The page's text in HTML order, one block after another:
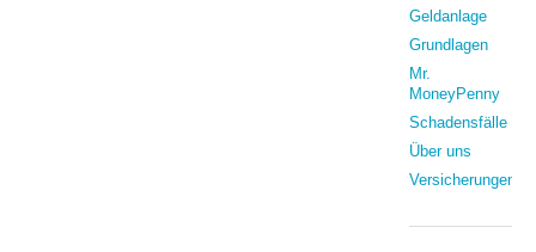
Geldanlage
Grundlagen
Mr.
MoneyPenny
Schadensfälle
Über uns
Versicherungen